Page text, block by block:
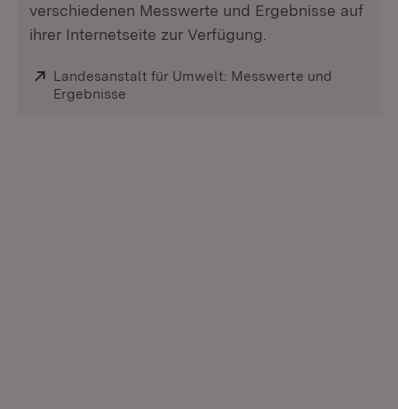
verschiedenen Messwerte und Ergebnisse auf
ihrer Internetseite zur Verfügung.
Extern:
Landesanstalt für Umwelt: Messwerte und
Ergebnisse